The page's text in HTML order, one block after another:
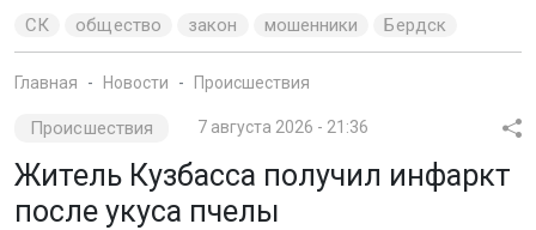
СК общество закон мошенники Бердск
Главная Новости Происшествия
Происшествия 7 августа 2026 - 21:36
Житель Кузбасса получил инфаркт
после укуса пчелы